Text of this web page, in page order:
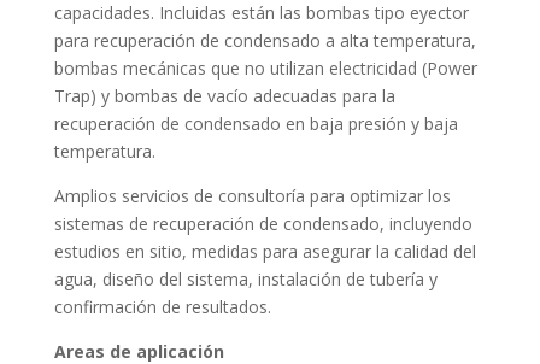
capacidades. Incluidas están las bombas tipo eyector
para recuperación de condensado a alta temperatura,
bombas mecánicas que no utilizan electricidad (Power
Trap) y bombas de vacío adecuadas para la
recuperación de condensado en baja presión y baja
temperatura.
Amplios servicios de consultoría para optimizar los
sistemas de recuperación de condensado, incluyendo
estudios en sitio, medidas para asegurar la calidad del
agua, diseño del sistema, instalación de tubería y
confirmación de resultados.
Areas de aplicación